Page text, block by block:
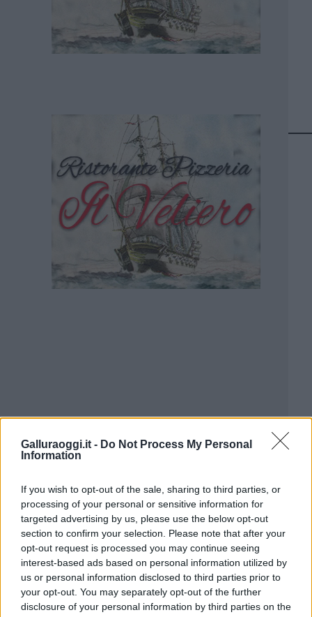
Galluraoggi.it - Do Not Process My Personal
Information
If you wish to opt-out of the sale, sharing to third parties, or
processing of your personal or sensitive information for
targeted advertising by us, please use the below opt-out
section to confirm your selection. Please note that after your
opt-out request is processed you may continue seeing
interest-based ads based on personal information utilized by
us or personal information disclosed to third parties prior to
your opt-out. You may separately opt-out of the further
disclosure of your personal information by third parties on the